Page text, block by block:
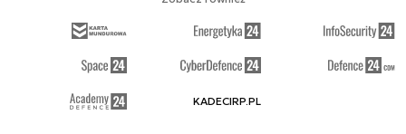
KADECIRP.PL